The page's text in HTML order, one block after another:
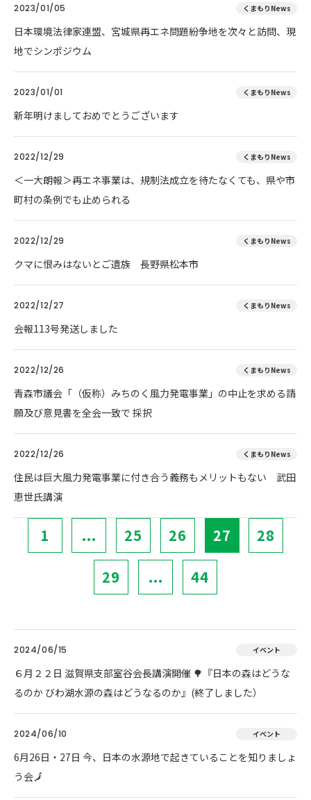
2023/01/05 くまもりNews
日本環境法律家連盟、宮城県再エネ問題紛争地を次々と訪問、現
地でシンポジウム
2023/01/01 くまもりNews
新年明けましておめでとうございます
2022/12/29 くまもりNews
＜一大朗報＞再エネ事業は、規制法成立を待たなくても、県や市
町村の条例でも止められる
2022/12/29 くまもりNews
クマに恨みはないとご遺族 長野県松本市
2022/12/27 くまもりNews
会報113号発送しました
2022/12/26 くまもりNews
青森市議会「（仮称）みちのく風力発電事業」の中止を求める請
願及び意見書を全会一致で 採択
2022/12/26 くまもりNews
住民は巨大風力発電事業に付き合う義務もメリットもない 武田
恵世氏講演
1 ... 25 26 27 28
29 ... 44
2024/06/15 イベント
６月２２日 滋賀県支部室谷会長講演開催 🌳『日本の森はどうな
るのか びわ湖水源の森はどうなるのか』(終了しました）
2024/06/10 イベント
6月26日・27日 今、日本の水源地で起きていることを知りましょ
う会🗾